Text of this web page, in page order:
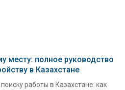
месту: полное руководство
в Казахстане
работы в Казахстане: как